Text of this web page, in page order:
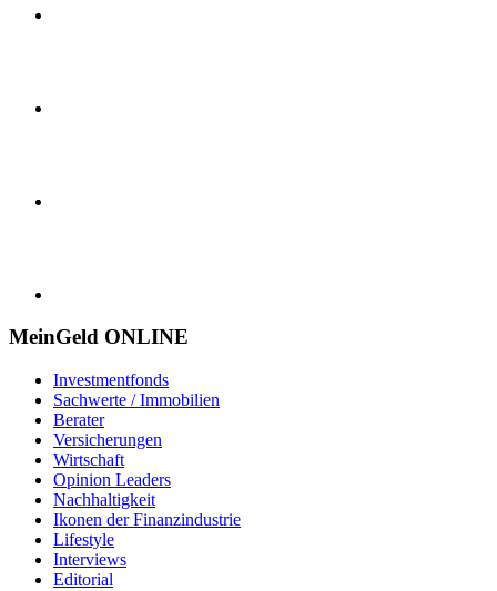
MeinGeld ONLINE
Investmentfonds
Sachwerte / Immobilien
Berater
Versicherungen
Wirtschaft
Opinion Leaders
Nachhaltigkeit
Ikonen der Finanzindustrie
Lifestyle
Interviews
Editorial